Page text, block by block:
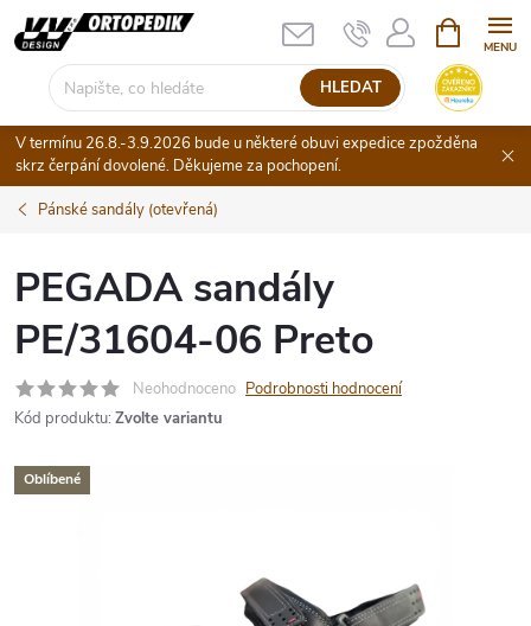
Přejít
na
HLEDAT
NÁKUPNÍ
KOŠÍK
V termínu 26.8.-3.9.2026 bude u některé obuvi expedice zpožděna
skrz čerpání dovolené. Děkujeme za pochopení.
Pánské sandály (otevřená)
PEGADA sandály
PE/31604-06 Preto
Neohodnoceno Podrobnosti hodnocení
Kód produktu: Zvolte variantu
Oblíbené